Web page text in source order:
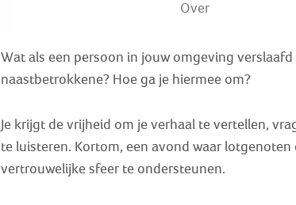
Over
Wat als een persoon in jouw omgeving verslaafd
naastbetrokkene? Hoe ga je hiermee om?
Je krijgt de vrijheid om je verhaal te vertellen,
te luisteren. Kortom, een avond waar
vertrouwelijke sfeer te ondersteunen.